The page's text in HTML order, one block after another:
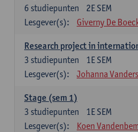
2E SEM
6 studiepunten
Lesgever(s):
Giverny De
Research project in
1E SEM
3 studiepunten
Lesgever(s):
Johanna
Stage (sem 1)
1E SEM
3 studiepunten
Lesgever(s):
Koen